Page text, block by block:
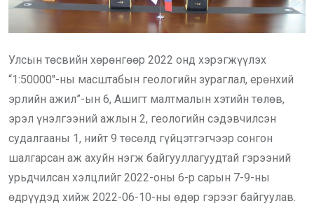
Улсын төсвийн хөрөнгөөр 2022 онд хэрэгжүүлэх
“1:50000″-ны масштабын геологийн зураглал, ерөнхий
эрлийн ажил”-ын 6, Ашигт малтмалын хэтийн төлөв,
эрэл үнэлгээний ажлын 2, геологийн сэдэвчилсэн
судалгааны 1, нийт 9 төсөлд гүйцэтгэгчээр сонгон
шалгарсан аж ахуйн нэгж байгууллагуудтай гэрээний
урьдчилсан хэлцлийг 2022-оны 6-р сарын 7-9-ны
өдрүүдэд хийж 2022-06-10-ны өдөр гэрээг байгуулав.